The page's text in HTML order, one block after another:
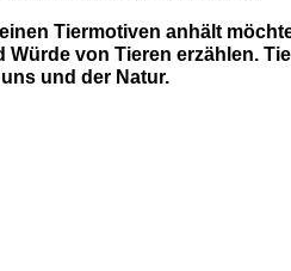
Tiermotiven anhält
von Tieren erzählen.
und der Natur.